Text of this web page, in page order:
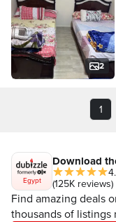
2
1
Egypt
Download
(125K reviews)
Find amazing deals
thousands of listings